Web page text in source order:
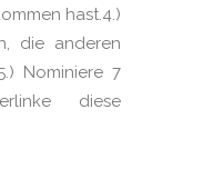
hast.4.)
die anderen
Nominiere 7
diese